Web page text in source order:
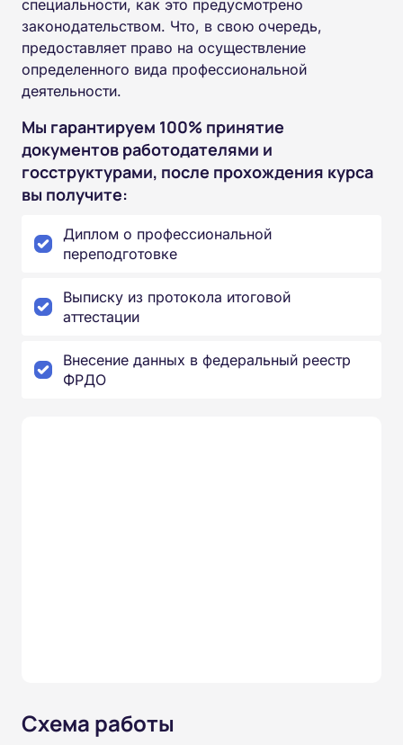
специальности, как это предусмотрено
законодательством. Что, в свою очередь,
предоставляет право на осуществление
определенного вида профессиональной
деятельности.
Мы гарантируем 100% принятие
документов работодателями и
госструктурами, после прохождения курса
вы получите:
Диплом о профессиональной
переподготовке
Выписку из протокола итоговой
аттестации
Внесение данных в федеральный реестр
ФРДО
Схема работы